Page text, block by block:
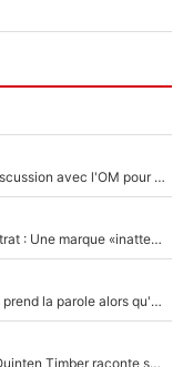
Amine Gouiri est très inquiet du mercato : Une discussion avec l'OM pour acter son transfert !
Kylian Mbappé lâche Nike pour un très gros contrat : Une marque «inattendue» va frapper très fort
Ferran Torres a dit oui au PSG : Le FC Barcelone prend la parole alors qu'un transfert de l'attaquant espagnol prend forme
En plein cauchemar après son transfert à l'OM, Quinten Timber raconte ses doutes après sa signature à Marseille